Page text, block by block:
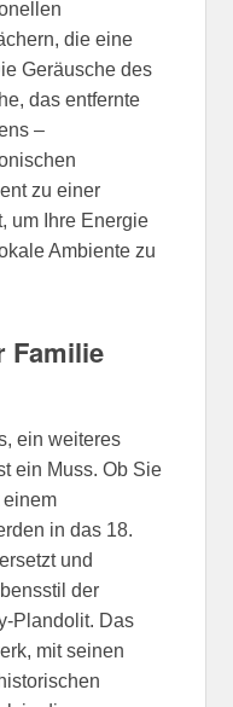
die eine
Geräusche des
das entfernte
–
zu einer
um Ihre Energie
Ambiente zu
Familie
ein weiteres
ein Muss. Ob Sie
einem
in das 18.
und
der
Plandolit. Das
mit seinen